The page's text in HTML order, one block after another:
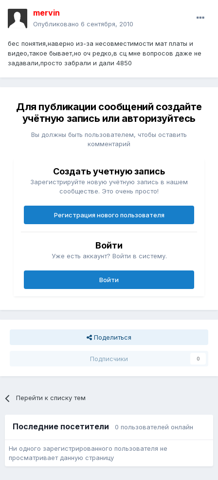
mervin
Опубликовано 6 сентября, 2010
бес понятия,наверно из-за несовместимости мат платы и
видео,такое бывает,но оч редко,в сц мне вопросов даже не
задавали,просто забрали и дали 4850
Для публикации сообщений создайте
учётную запись или авторизуйтесь
Вы должны быть пользователем, чтобы оставить
комментарий
Создать учетную запись
Зарегистрируйте новую учётную запись в нашем
сообществе. Это очень просто!
Регистрация нового пользователя
Войти
Уже есть аккаунт? Войти в систему.
Войти
Поделиться
Подписчики 0
Перейти к списку тем
Последние посетители 0 пользователей онлайн
Ни одного зарегистрированного пользователя не
просматривает данную страницу